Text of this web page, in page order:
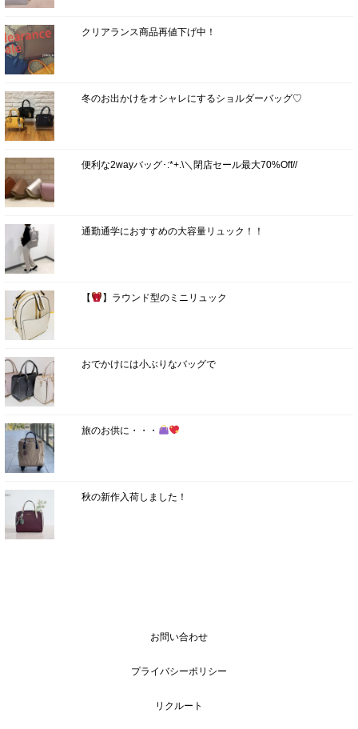
クリアランス商品再値下げ中！
冬のお出かけをオシャレにするショルダーバッグ♡
便利な2wayバッグ･:*+.\＼閉店セール最大70%Off//
通勤通学におすすめの大容量リュック！！
【 】ラウンド型のミニリュック
おでかけには小ぶりなバッグで
旅のお供に・・・
秋の新作入荷しました！
お問い合わせ
プライバシーポリシー
リクルート